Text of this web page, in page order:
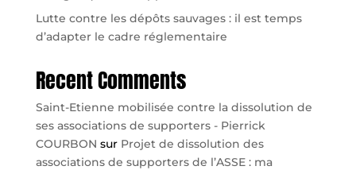
Lutte contre les dépôts sauvages : il est temps
d’adapter le cadre réglementaire
Recent Comments
Saint-Etienne mobilisée contre la dissolution de
ses associations de supporters - Pierrick
COURBON sur Projet de dissolution des
associations de supporters de l’ASSE : ma